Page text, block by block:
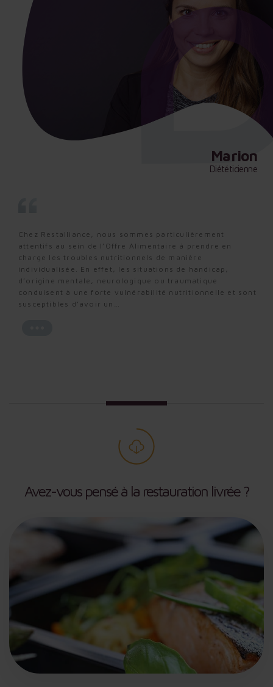
Marion
Diététicienne
Chez Restalliance, nous sommes particulièrement
attentifs au sein de l’Offre Alimentaire à prendre en
charge les troubles nutritionnels de manière
individualisée. En effet, les situations de handicap,
d’origine mentale, neurologique ou traumatique
conduisent à une forte vulnérabilité nutritionnelle et sont
susceptibles d’avoir un…
Marion
Diététicienne
Chez Restalliance, nous sommes particulièrement
attentifs au sein de l’Offre Alimentaire à prendre en
charge les troubles nutritionnels de manière
individualisée. En effet, les situations de handicap,
d’origine mentale, neurologique ou traumatique
conduisent à une forte vulnérabilité nutritionnelle et sont
susceptibles d’avoir un…
Marion
Diététicienne
Chez Restalliance, nous sommes particulièrement
attentifs au sein de l’Offre Alimentaire à prendre en
charge les troubles nutritionnels de manière
individualisée. En effet, les situations de handicap,
d’origine mentale, neurologique ou traumatique
conduisent à une forte vulnérabilité nutritionnelle et sont
susceptibles d’avoir un…
Avez-vous pensé à la restauration livrée ?